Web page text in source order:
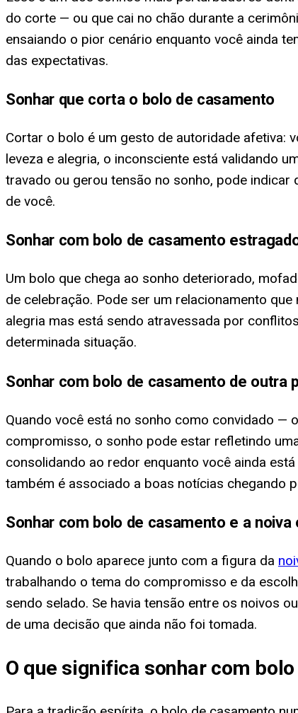
do corte — ou que cai no chão durante a
ensaiando o pior cenário enquanto você ainda
das expectativas.
Sonhar que corta o bolo de casamento
Cortar o bolo é um gesto de autoridade afetiva:
leveza e alegria, o inconsciente está validando
travado ou gerou tensão no sonho, pode
de você.
Sonhar com bolo de casamento
Um bolo que chega ao sonho deteriorado,
de celebração. Pode ser um relacionamento
alegria mas está sendo atravessada por
determinada situação.
Sonhar com bolo de casamento de outra
Quando você está no sonho como convidado —
compromisso, o sonho pode estar refletindo
consolidando ao redor enquanto você ainda
também é associado a boas notícias chegando
Sonhar com bolo de casamento e a noiva
Quando o bolo aparece junto com a figura da
trabalhando o tema do compromisso e da
sendo selado. Se havia tensão entre os noivos
de uma decisão que ainda não foi tomada.
O que significa sonhar com